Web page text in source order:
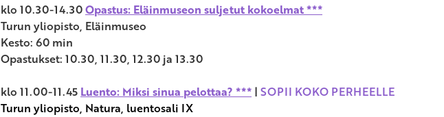
klo 10.30-14.30Opastus: Eläinmuseon suljetut kokoelmat ***
Turun yliopisto, Eläinmuseo
Kesto: 60 min
Opastukset: 10.30, 11.30, 12.30 ja 13.30
klo 11.00-11.45 Luento: Miksi sinua pelottaa? *** | SOPII KOKO PERHEELLE
Turun yliopisto, Natura, luentosali IX